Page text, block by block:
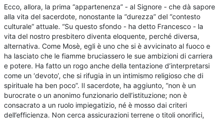
Ecco, allora, la prima “appartenenza” - al Signore - che dà sapore
alla vita del sacerdote, nonostante la “durezza” del “contesto
culturale” attuale. “Su questo sfondo - ha detto Francesco - la
vita del nostro presbitero diventa eloquente, perché diversa,
alternativa. Come Mosè, egli è uno che si è avvicinato al fuoco e
ha lasciato che le fiamme bruciassero le sue ambizioni di carriera
e potere. Ha fatto un rogo anche della tentazione d’interpretarsi
come un ‘devoto’, che si rifugia in un intimismo religioso che di
spirituale ha ben poco”. Il sacerdote, ha aggiunto, “non è un
burocrate o un anonimo funzionario dell’istituzione; non è
consacrato a un ruolo impiegatizio, né è mosso dai criteri
dell’efficienza. Non cerca assicurazioni terrene o titoli onorifici,